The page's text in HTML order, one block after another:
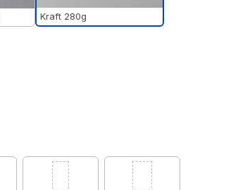
Kraft 280g